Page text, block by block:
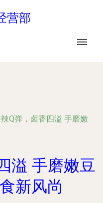
营部
Q弹，卤香四溢 手磨嫩
溢 手磨嫩豆
新风尚